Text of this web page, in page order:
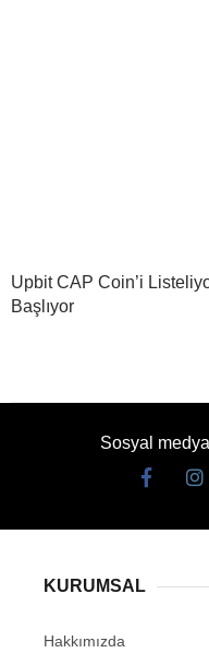
Upbit CAP Coin’i
Başlıyor
Sosyal
KURUMSAL
Hakkımızda